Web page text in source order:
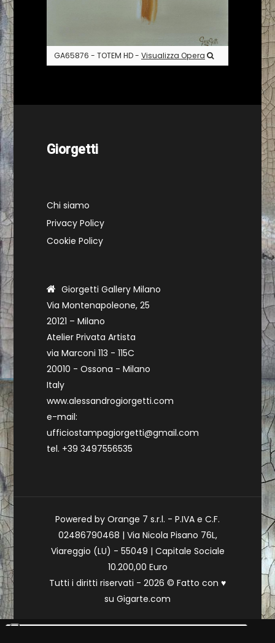
GA65876 - TOTEM HD - Visualizza Opera
Giorgetti
Chi siamo
Privacy Policy
Cookie Policy
Giorgetti Gallery Milano
Via Montenapoleone, 25
20121 – Milano
Atelier Privata Artista
via Marconi 113 - 115C
20010 - Ossona - Milano
Italy
www.alessandrogiorgetti.com
e-mail:
ufficiostampagiorgetti@gmail.com
tel. +39 3497556535
Powered by Orange 7 s.r.l. - P.IVA e C.F.
02486790468 | Via Nicola Pisano 76L,
Viareggio (LU) - 55049 | Capitale Sociale
10.200,00 Euro
Tutti i diritti riservati - 2026 © Fatto con ♥
su Gigarte.com